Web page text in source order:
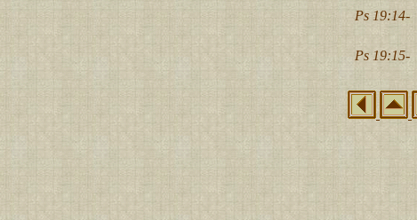
Ps 19:14-
Ps 19:15-